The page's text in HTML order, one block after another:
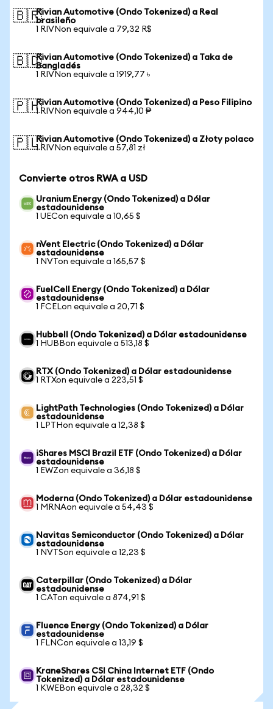
🇧🇷Rivian Automotive (Ondo Tokenized) a Real
brasileño
1 RIVNon equivale a 79,32 R$
🇧🇩Rivian Automotive (Ondo Tokenized) a Taka de
Bangladés
1 RIVNon equivale a 1919,77 ৳
🇵🇭Rivian Automotive (Ondo Tokenized) a Peso Filipino
1 RIVNon equivale a 944,10 ₱
🇵🇱Rivian Automotive (Ondo Tokenized) a Złoty polaco
1 RIVNon equivale a 57,81 zł
Convierte otros RWA a USD
Uranium Energy (Ondo Tokenized) a Dólar
estadounidense
1 UECon equivale a 10,65 $
nVent Electric (Ondo Tokenized) a Dólar
estadounidense
1 NVTon equivale a 165,57 $
FuelCell Energy (Ondo Tokenized) a Dólar
estadounidense
1 FCELon equivale a 20,71 $
Hubbell (Ondo Tokenized) a Dólar estadounidense
1 HUBBon equivale a 513,18 $
RTX (Ondo Tokenized) a Dólar estadounidense
1 RTXon equivale a 223,51 $
LightPath Technologies (Ondo Tokenized) a Dólar
estadounidense
1 LPTHon equivale a 12,38 $
iShares MSCI Brazil ETF (Ondo Tokenized) a Dólar
estadounidense
1 EWZon equivale a 36,18 $
Moderna (Ondo Tokenized) a Dólar estadounidense
1 MRNAon equivale a 54,43 $
Navitas Semiconductor (Ondo Tokenized) a Dólar
estadounidense
1 NVTSon equivale a 12,23 $
Caterpillar (Ondo Tokenized) a Dólar
estadounidense
1 CATon equivale a 874,91 $
Fluence Energy (Ondo Tokenized) a Dólar
estadounidense
1 FLNCon equivale a 13,19 $
KraneShares CSI China Internet ETF (Ondo
Tokenized) a Dólar estadounidense
1 KWEBon equivale a 28,32 $